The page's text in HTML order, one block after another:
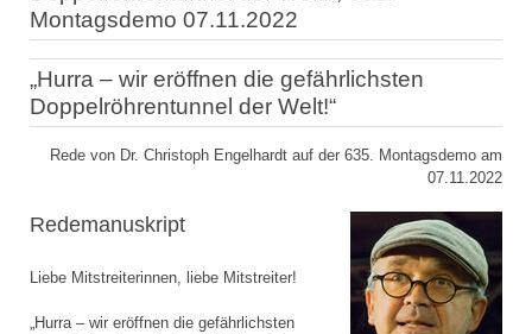
Montagsdemo 07.11.2022
„Hurra – wir eröffnen die gefährlichsten
Doppelröhrentunnel der Welt!“
Rede von Dr. Christoph Engelhardt auf der 635. Montagsdemo am
07.11.2022
Redemanuskript
Liebe Mitstreiterinnen, liebe Mitstreiter!
„Hurra – wir eröffnen die gefährlichsten